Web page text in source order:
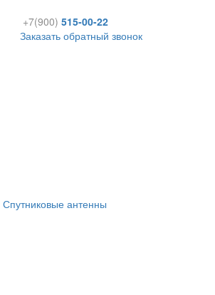
+7(900) 515-00-22
Заказать обратный звонок
Спутниковые антенны